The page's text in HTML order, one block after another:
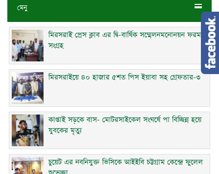
মেনু
মিরসরাই প্রেস ক্লাব এর দ্বি-বার্ষিক সম্মেলনমনোনয়ন ফরম
সংগ্রহ
মিরসরাইয়ে ৪০ হাজার ৫শত পিস ইয়াবা সহ গ্রেফতার-৩
কাপ্তাই সড়কে বাস- মোটরসাইকেল সংঘর্ষে পা বিচ্ছিন্ন হয়ে
যুবকের মৃত্যু
চুয়েট এর নবনিযুক্ত ভিসিকে আইইবি চট্টগ্রাম কেন্দ্রে ফুলেল